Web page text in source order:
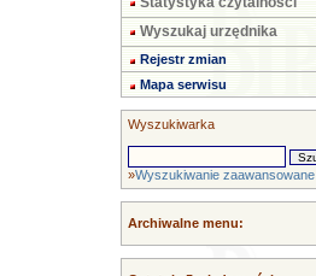
Wyszukaj urzędnika
Rejestr zmian
Mapa serwisu
Wyszukiwarka
»Wyszukiwanie zaawansowane
Archiwalne menu: